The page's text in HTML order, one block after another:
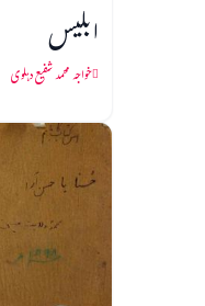
ابلیس
خواجہ محمد شفیع دہلوی